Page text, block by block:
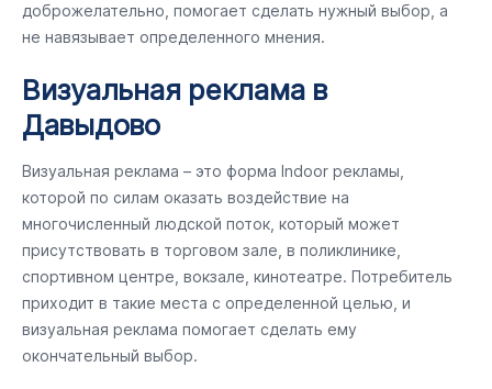
доброжелательно, помогает сделать нужный выбор, а
не навязывает определенного мнения.
Визуальная реклама в
Давыдово
Визуальная реклама – это форма Indoor рекламы,
которой по силам оказать воздействие на
многочисленный людской поток, который может
присутствовать в торговом зале, в поликлинике,
спортивном центре, вокзале, кинотеатре. Потребитель
приходит в такие места с определенной целью, и
визуальная реклама помогает сделать ему
окончательный выбор.